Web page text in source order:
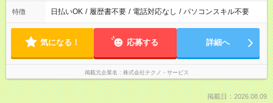
特徴 日払いOK / 履歴書不要 / 電話対応なし / パソコンスキル不要
気になる！ 応募する 詳細へ
掲載元企業名 株式会社テクノ・サービス
掲載日：2026.08.09